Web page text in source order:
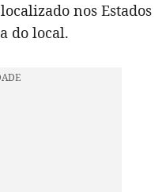
nos Estados
do local.